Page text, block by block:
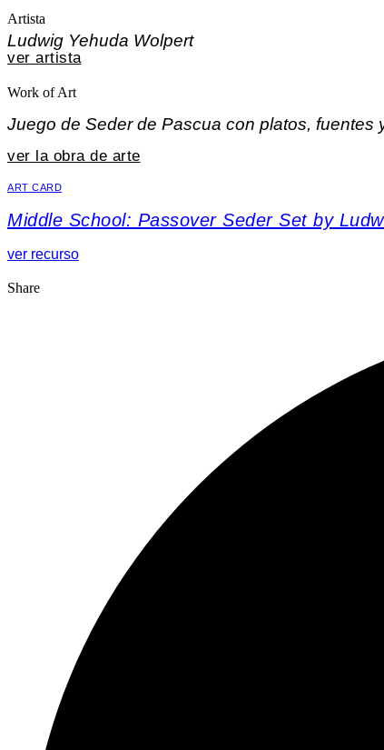
Artista
Ludwig Yehuda Wolpert
ver artista
Work of Art
Juego de Seder de Pascua con platos, fuentes
ver la obra de arte
ART CARD
Middle School: Passover Seder Set by
ver recurso
Share